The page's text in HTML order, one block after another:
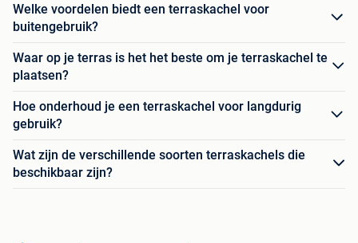
Welke voordelen biedt een terraskachel voor
buitengebruik?
Waar op je terras is het het beste om je terraskachel te
plaatsen?
Hoe onderhoud je een terraskachel voor langdurig
gebruik?
Wat zijn de verschillende soorten terraskachels die
beschikbaar zijn?